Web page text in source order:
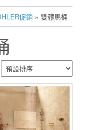
促銷 » 雙體馬桶